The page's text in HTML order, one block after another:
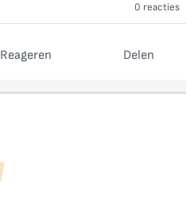
0 reacties
Reageren Delen